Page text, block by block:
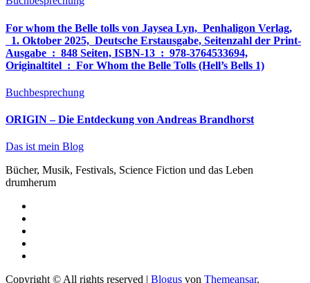
For whom the Belle tolls von Jaysea Lyn, ‎ Penhaligon Verlag,
‎ 1. Oktober 2025, ‎ Deutsche Erstausgabe, Seitenzahl der Print-
Ausgabe ‏ : ‎ 848 Seiten, ISBN-13 ‏ : ‎ 978-3764533694,
Originaltitel ‏ : ‎ For Whom the Belle Tolls (Hell’s Bells 1)
Buchbesprechung
ORIGIN – Die Entdeckung von Andreas Brandhorst
Das ist mein Blog
Bücher, Musik, Festivals, Science Fiction und das Leben
drumherum
Copyright © All rights reserved | Blogus von Themeansar.